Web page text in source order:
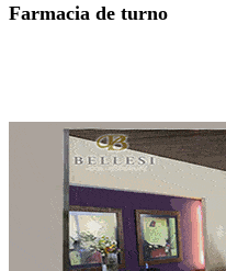
Farmacia de turno